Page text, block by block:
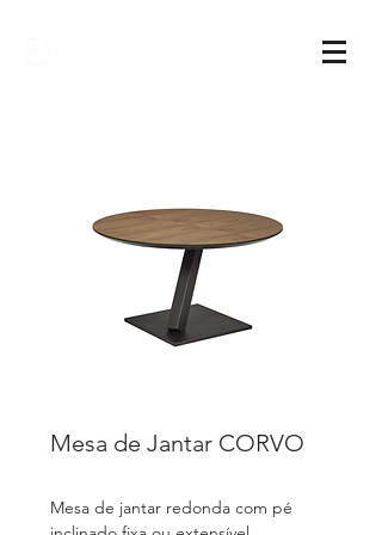
Mesa de Jantar CORVO
Mesa de jantar redonda com pé